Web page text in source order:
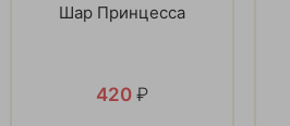
Шар Принцесса
420 ₽